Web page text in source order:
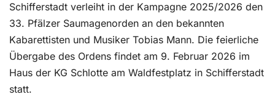
Schifferstadt verleiht in der Kampagne 2025/2026 den
33. Pfälzer Saumagenorden an den bekannten
Kabarettisten und Musiker Tobias Mann. Die feierliche
Übergabe des Ordens findet am 9. Februar 2026 im
Haus der KG Schlotte am Waldfestplatz in Schifferstadt
statt.